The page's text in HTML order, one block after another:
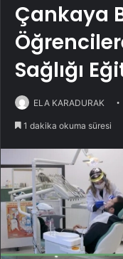
Çankaya
Sağlığı
ELA KARADURAK
1 dakika okuma süresi